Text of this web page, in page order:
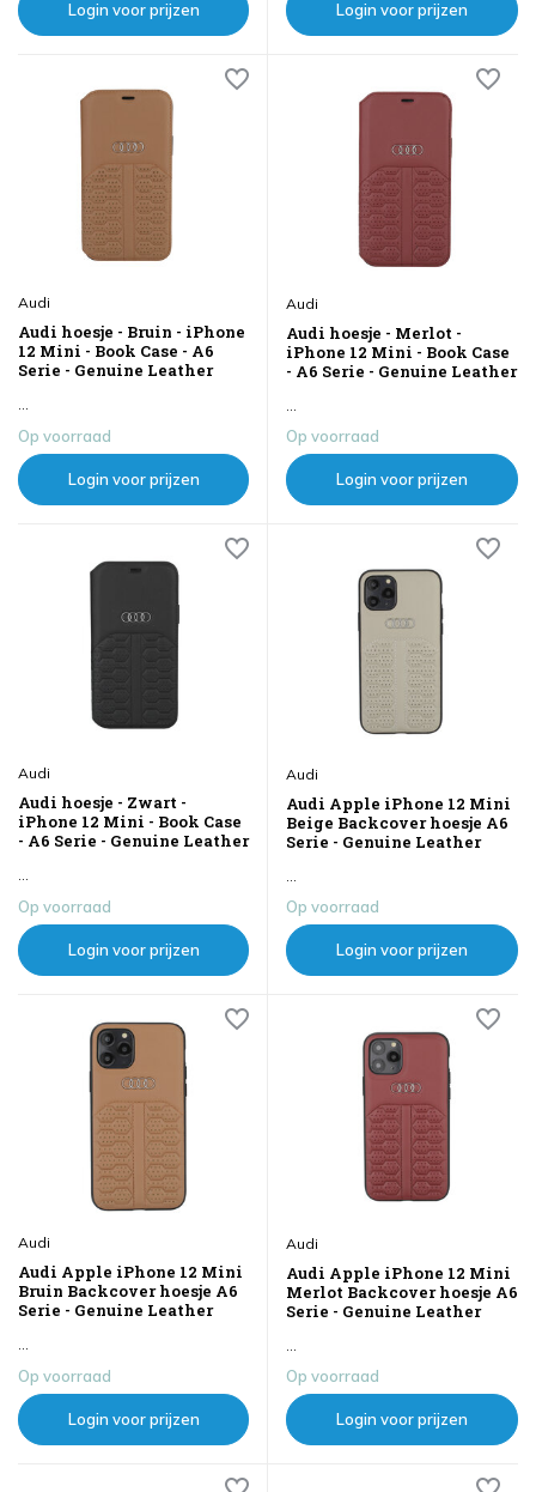
Login voor prijzen Login voor prijzen
Audi
Audi hoesje - Bruin - iPhone
12 Mini - Book Case - A6
Serie - Genuine Leather
...
Op voorraad
Login voor prijzen
Audi
Audi hoesje - Merlot -
iPhone 12 Mini - Book Case
- A6 Serie - Genuine Leather
...
Op voorraad
Login voor prijzen
Audi
Audi hoesje - Zwart -
iPhone 12 Mini - Book Case
- A6 Serie - Genuine Leather
Op voorraad
Login voor prijzen
Audi
Audi Apple iPhone 12 Mini
Beige Backcover hoesje A6
Serie - Genuine Leather
Op voorraad
Login voor prijzen
Audi
Audi Apple iPhone 12 Mini
Bruin Backcover hoesje A6
Serie - Genuine Leather
...
Op voorraad
Login voor prijzen
Audi
Audi Apple iPhone 12 Mini
Merlot Backcover hoesje A6
Serie - Genuine Leather
...
Op voorraad
Login voor prijzen